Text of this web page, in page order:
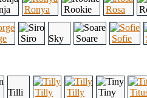
Ronya Rookie Rosa
Siro Sky Soare Sofie
Tilli Tilly Tilly Tiny